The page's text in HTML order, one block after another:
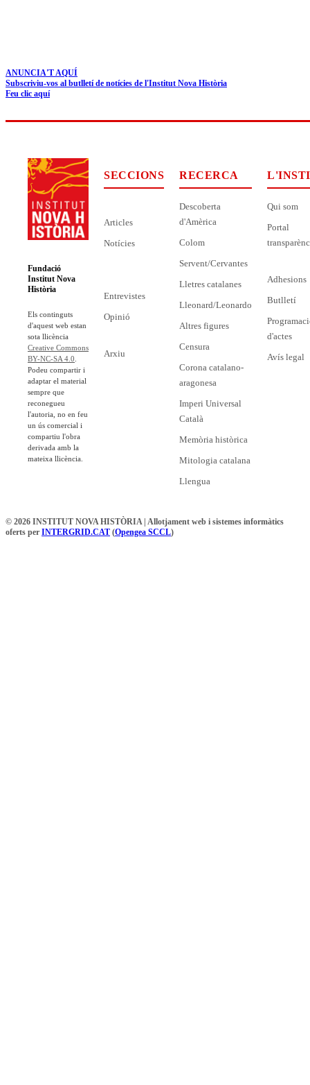
ANUNCIA'T AQUÍ
Subscriviu-vos al butlletí de notícies de l'Institut Nova Història
Feu clic aquí
Fundació
Institut Nova
Història
Els continguts
d'aquest web estan
sota llicència
Creative Commons
BY-NC-SA 4.0
Podeu compartir i
adaptar el material
sempre que
reconegueu
l'autoria, no en feu
un ús comercial i
compartiu l'obra
derivada amb la
mateixa llicència.
SECCIONS
Articles
Notícies
Entrevistes
Opinió
Arxiu
RECERCA
Descoberta
d'Amèrica
Colom
Servent/Cervantes
Lletres catalanes
Lleonard/Leonardo
Altres figures
Censura
Corona catalano-
aragonesa
Imperi Universal
Català
Memòria històrica
Mitologia catalana
Llengua
Qui som
Portal
Adhesions
Butlletí
d'actes
Avís legal
© 2026 INSTITUT NOVA HISTÒRIA | Allotjament web i sistemes informàtics
oferts per INTERGRID.CAT (Opengea SCCL)